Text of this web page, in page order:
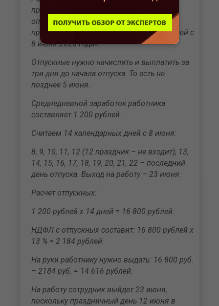
предоставить мне часть ежегодного
оплачиваемого отпуска
продолжительностью 14 календарных дней с
8 июня 2026 года».
Отпускные нужно начислить и выплатить за
три дня до начала отпуска. То есть не
позднее 5 июня.
Среднедневной заработок работника
составляет 1 200 рублей.
Считаем 14 календарных дней с 8 июня:
8, 9, 10, 11, 12 (12 праздник – не входит), 13,
14, 15, 16, 17, 18, 19, 20, 21, 22 – последний
день отпуска. Выход на работу – 23 июня.
Расчет отпускных:
1 200 рублей х 14 дней = 16 800 рублей.
НДФЛ с отпускных составит: 16 800 рублей х
13 % = 2 184 рублей.
На руки работнику нужно выдать: 16 800 руб.
– 2184 руб. = 14 616 рублей.
На работу сотрудник выйдет 23 июня,
поскольку праздничный день 12 июня в